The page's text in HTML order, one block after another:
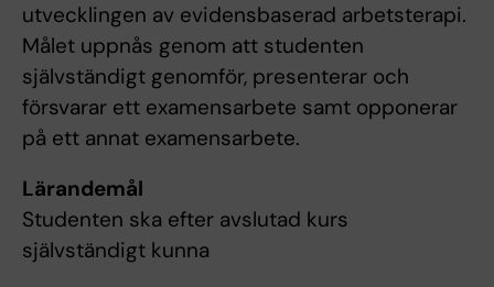
utvecklingen av evidensbaserad arbetsterapi.
Målet uppnås genom att studenten
självständigt genomför, presenterar och
försvarar ett examensarbete samt opponerar
på ett annat examensarbete.
Lärandemål
Studenten ska efter avslutad kurs
självständigt kunna